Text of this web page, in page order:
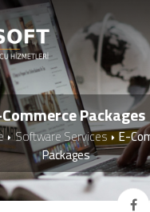
Packages
Software Services
E-
Packages